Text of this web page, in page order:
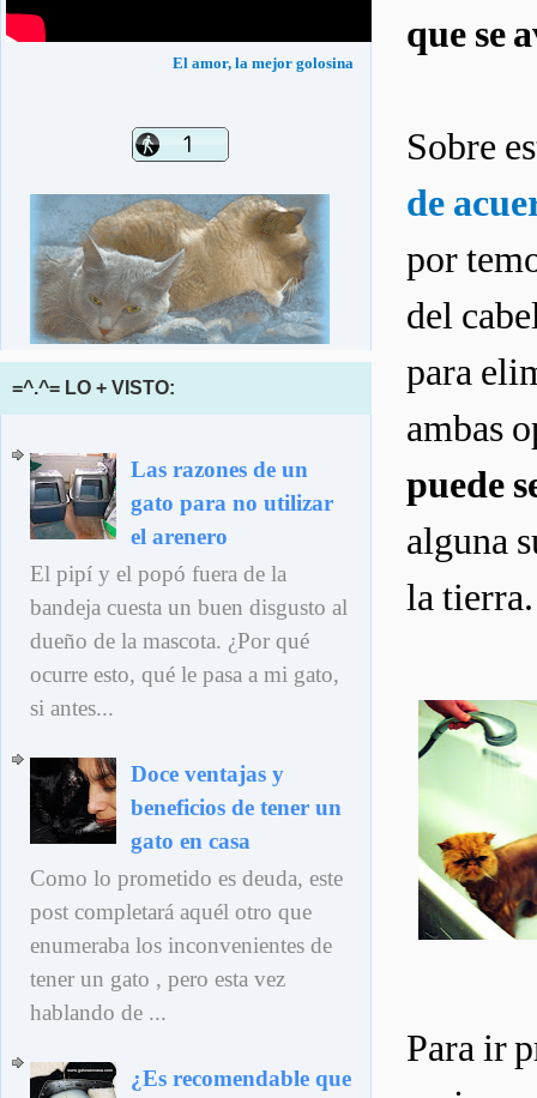
que se
Sobre
de
por
del
para
ambas
puede
alguna
la tierra.
Para ir
El amor, la mejor golosina
=^.^= LO + VISTO:
Las razones de un
gato para no utilizar
el arenero
El pipí y el popó fuera de la
bandeja cuesta un buen disgusto al
dueño de la mascota. ¿Por qué
ocurre esto, qué le pasa a mi gato,
si antes...
Doce ventajas y
beneficios de tener un
gato en casa
Como lo prometido es deuda, este
post completará aquél otro que
enumeraba los inconvenientes de
tener un gato , pero esta vez
hablando de ...
¿Es recomendable que